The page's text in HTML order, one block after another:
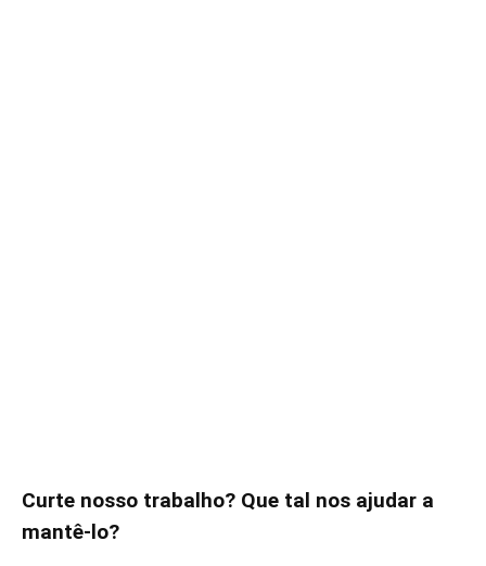
Curte nosso trabalho? Que tal nos ajudar a
mantê-lo?